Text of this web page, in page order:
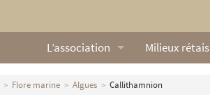
L’association
Qui sommes nous ?
Milieux rétais
Lexique
Flore marine Algues Callithamnion